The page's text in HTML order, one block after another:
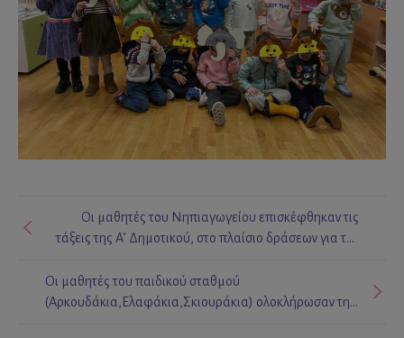
Οι μαθητές του παιδικού σταθμού
(Αρκουδάκια,Ελαφάκια,Σκιουράκια) ολοκλήρωσαν την
Οι μαθητές του Νηπιαγωγείου επισκέφθηκαν τις
τάξεις της Α’ Δημοτικού, στο πλαίσιο δράσεων για την
συμμετείχαν σε κοινές ομαδικές δραστηριότητες,
συνεργάστηκαν και πέρασαν όμορφες στιγμές